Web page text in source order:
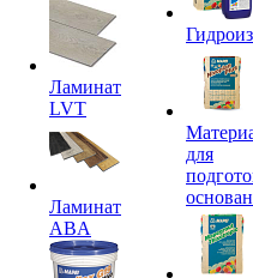
Ламинат
LVT
Ламинат
ABA
для